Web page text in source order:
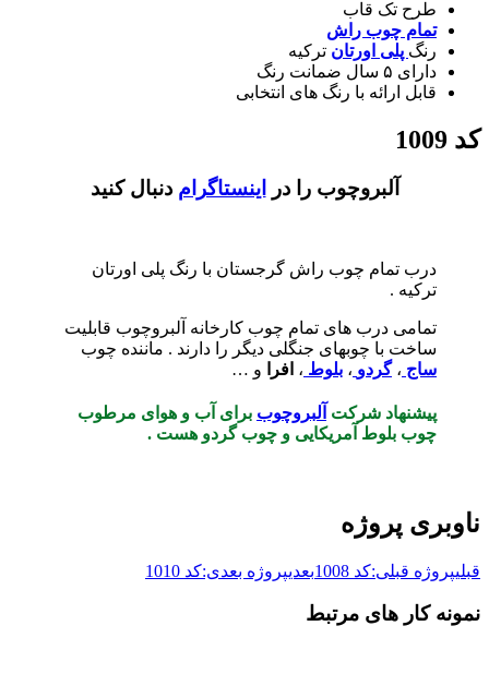
طرح تک قاب
تمام چوب راش
رنگ پلی اورتان ترکیه
دارای ۵ سال ضمانت رنگ
قابل ارائه با رنگ های انتخابی
کد 1009
آلبروچوب را در اینستاگرام دنبال کنید
درب تمام چوب راش گرجستان با رنگ پلی اورتان
ترکیه .
تمامی درب‌ های تمام چوب کارخانه آلبروچوب قابلیت
ساخت با چوبهای جنگلی دیگر را دارند . ماننده چوب
ساج ،گردو ، بلوط ، افرا و …
پیشنهاد شرکت آلبروچوب برای آب و هوای مرطوب
چوب بلوط آمریکایی و چوب گردو هست .
ناوبری پروژه
قبلیپروژه قبلی:کد 1008 بعدیپروژه بعدی:کد 1010
نمونه کار های مرتبط